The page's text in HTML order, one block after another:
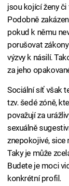
jsou kojící ženy
Podobně
pokud k němu
porušovat
výzvy k násilí.
za jeho
Sociální síť však
tzv. šedé zóně,
považují za
sexuálně
znepokojivé, sice
Taky je může
Budete je moci
konkrétní profil.